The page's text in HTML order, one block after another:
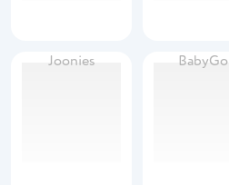
Joonies BabyGo